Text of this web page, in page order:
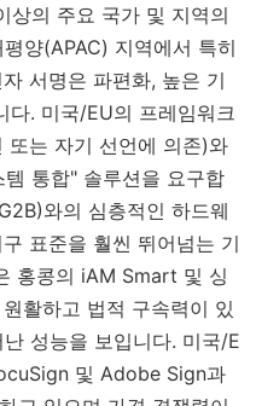
의 주요 국가 및 지역의
양(APAC) 지역에서 특히
서명은 파편화, 높은 기
다. 미국/EU의 프레임워크
또는 자기 선언에 의존)와
통합" 솔루션을 요구합
와의 심층적인 하드웨
표준을 훨씬 뛰어넘는 기
홍콩의 iAM Smart 및 싱
활하고 법적 구속력이 있
성능을 보입니다. 미국/E
및 Adobe Sign과